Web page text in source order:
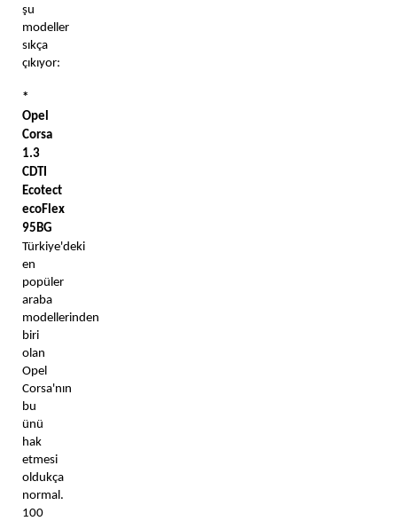
şu
modeller
sıkça
*
Opel
Corsa
1.3
CDTI
Ecotect
ecoFlex
95BG
Türkiye'deki
en
popüler
araba
modellerinden
biri
olan
Opel
Corsa'nın
bu
ünü
hak
etmesi
oldukça
normal.
100